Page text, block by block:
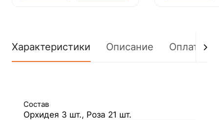
Характеристики Описание Оплата
Состав
Орхидея 3 шт., Роза 21 шт.